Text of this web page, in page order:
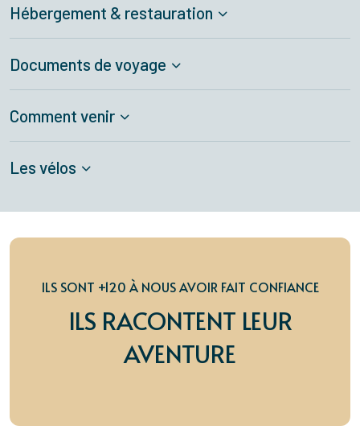
Hébergement & restauration
Documents de voyage
Comment venir
Les vélos
ILS SONT +120 À NOUS AVOIR FAIT CONFIANCE
ILS RACONTENT LEUR
AVENTURE